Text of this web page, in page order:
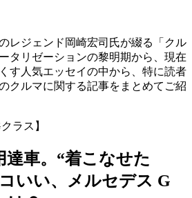
レジェンド岡崎宏司氏が綴る「クル
タリゼーションの黎明期から、現在
す人気エッセイの中から、特に読者
クルマに関する記事をまとめてご紹
ラス】
車。“着こなせた
いい、メルセデス G